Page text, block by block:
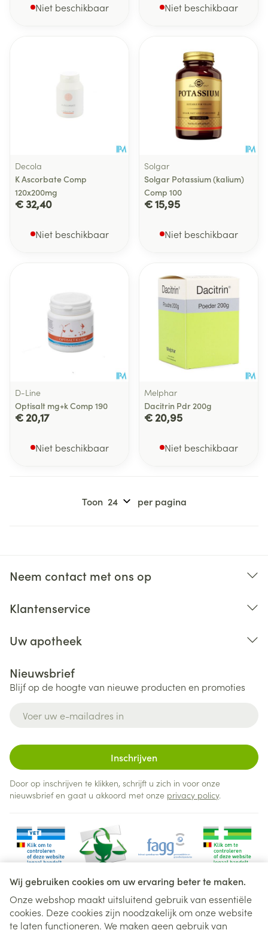
Wij gebruiken cookies om uw ervaring beter te maken.
Onze webshop maakt uitsluitend gebruik van essentiële
cookies. Deze cookies zijn noodzakelijk om onze website
te laten functioneren. We maken geen gebruik van
Niet beschikbaar Niet beschikbaar
Decola
K Ascorbate Comp
120x200mg
€ 32,40
Niet beschikbaar
Solgar
Solgar Potassium (kalium)
Comp 100
€ 15,95
Niet beschikbaar
D-Line
Optisalt mg+k Comp 190
€ 20,17
Niet beschikbaar
Melphar
Dacitrin Pdr 200g
€ 20,95
Niet beschikbaar
Toon per pagina
Neem contact met ons op
Klantenservice
Uw apotheek
Nieuwsbrief
Blijf op de hoogte van nieuwe producten en promoties
Inschrijven
Door op inschrijven te klikken, schrijft u zich in voor onze
nieuwsbrief en gaat u akkoord met onze privacy policy.
Juridische links